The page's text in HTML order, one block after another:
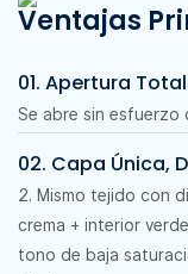
Ventajas
01. Apertura
Se abre sin esfuerzo
02. Capa Única,
2. Mismo tejido con
crema + interior
tono de baja